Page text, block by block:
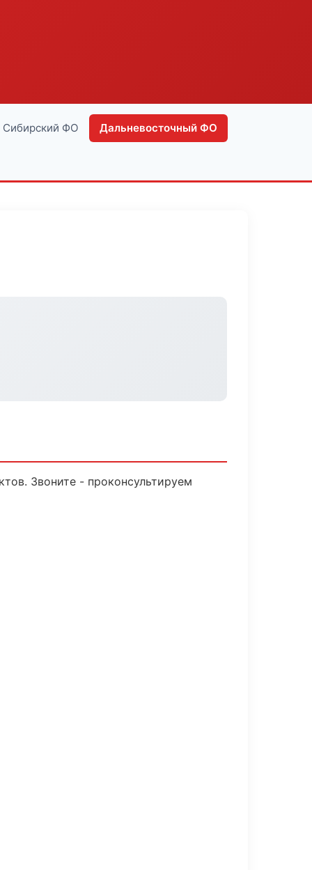
Сибирский ФО Дальневосточный ФО
Звоните - проконсультируем